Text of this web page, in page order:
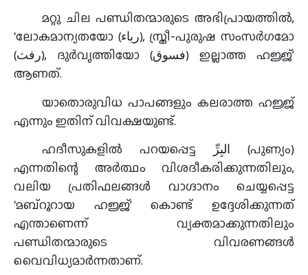
മറ്റു ചില പണ്ഡിതന്മാരുടെ അഭിപ്രായത്തിൽ,
‘ലോകമാന്യതയോ (رياء), സ്ത്രീ-പുരുഷ സംസര്‍ഗമോ
(رفث), ദുര്‍വൃത്തിയോ (فسوق) ഇല്ലാത്ത ഹജ്ജ്’
ആണത്.
യാതൊരുവിധ പാപങ്ങളും കലരാത്ത ഹജ്ജ്
എന്നും ഇതിന് വിവക്ഷയുണ്ട്.
ഹദീസുകളിൽ പറയപ്പെട്ട البِرِّ (പുണ്യം)
എന്നതിന്റെ അർത്ഥം വിശദീകരിക്കുന്നതിലും,
വലിയ പ്രതിഫലങ്ങൾ വാഗ്ദാനം ചെയ്യപ്പെട്ട
‘മബ്റൂറായ ഹജ്ജ്’ കൊണ്ട് ഉദ്ദേശിക്കുന്നത്
എന്താണെന്ന് വ്യക്തമാക്കുന്നതിലും
പണ്ഡിതന്മാരുടെ വിവരണങ്ങൾ
വൈവിധ്യമാർന്നതാണ്.